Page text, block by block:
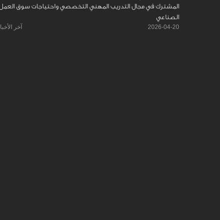
المشترك في مجال التدريب المهني التخصصي واحتياجات سوق
الصناعي
2026-04-20 آخر